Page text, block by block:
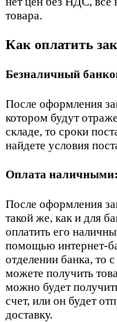
товара.
Как оплатить
Безналичный
После оформления
котором будут
складе, то сроки
найдете условия
Оплата наличными:
После оформления
такой же, как и для
оплатить его
помощью интернет-
отделении банка, то
можете получить
можно будет
счет, или он будет
доставку.